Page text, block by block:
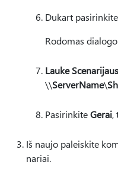
Dukart pasirinkite
Rodomas
Lauke
\\ServerName\
PasirinkiteGerai,
Iš naujo paleiskite
nariai.